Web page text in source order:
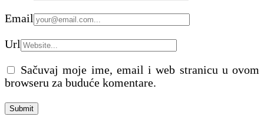
Email
Url
Sačuvaj moje ime, email i web stranicu u ovom
browseru za buduće komentare.